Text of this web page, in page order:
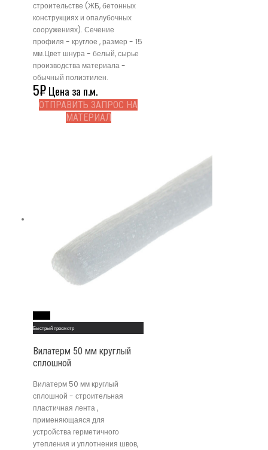
строительстве (ЖБ, бетонных
конструкциях и опалубочных
сооружениях). Сечение
профиля - круглое , размер - 15
мм.Цвет шнура - белый, сырье
производства материала -
обычный полиэтилен.
5₽Цена за п.м.
ОТПРАВИТЬ ЗАПРОС НА
МАТЕРИАЛ
Быстрый просмотр
Вилатерм 50 мм круглый
сплошной
Вилатерм 50 мм круглый
сплошной - строительная
пластичная лента ,
применяющаяся для
устройства герметичного
утепления и уплотнения швов,